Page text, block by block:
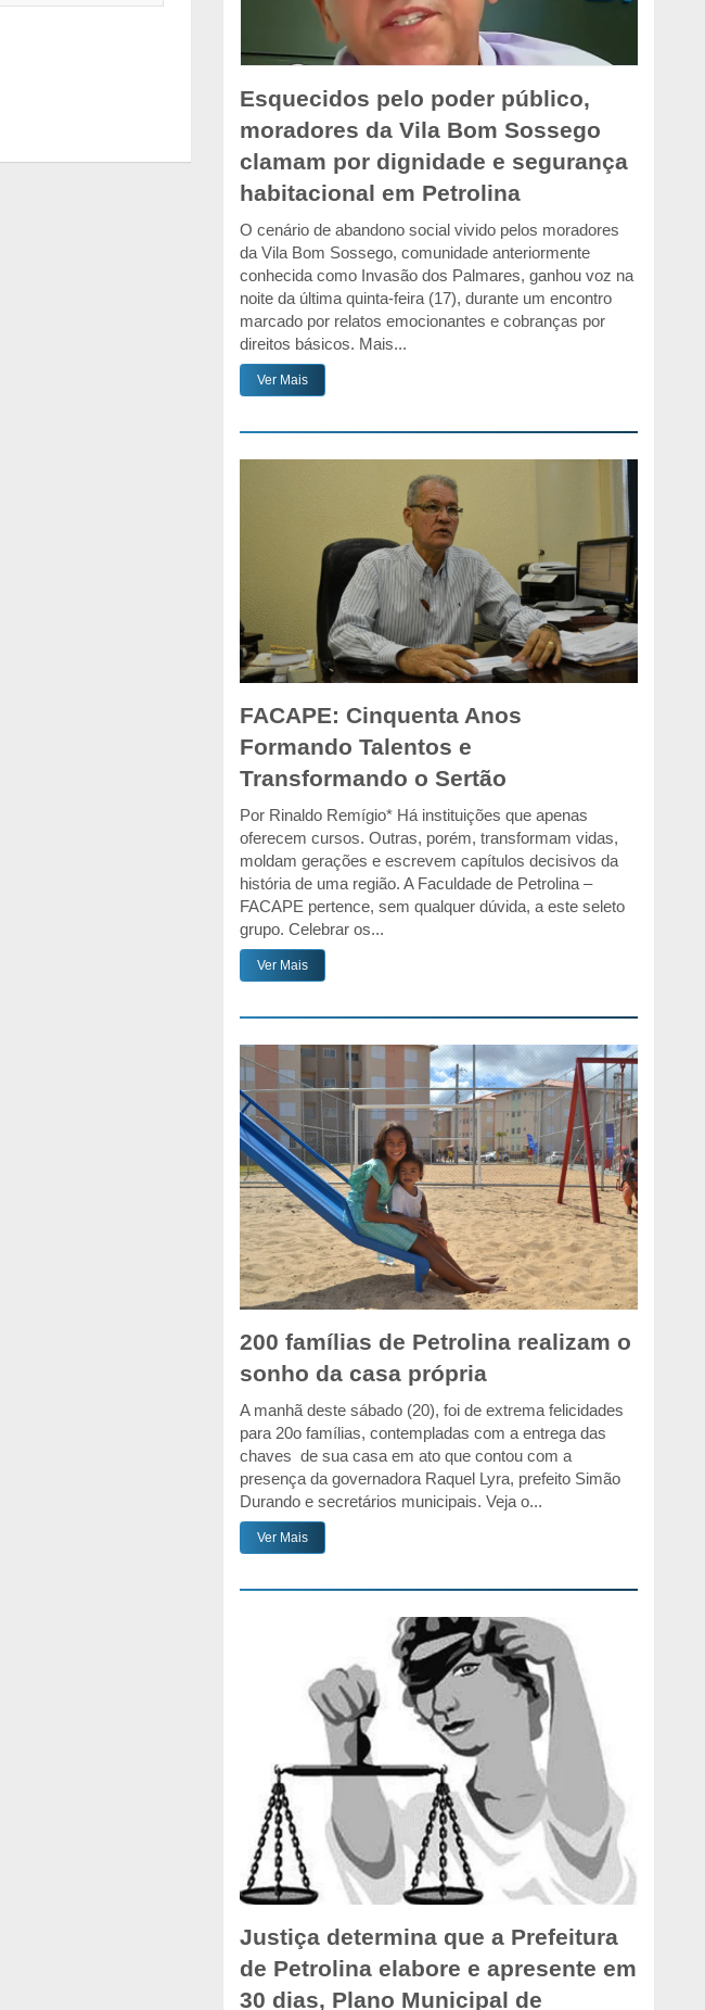
Esquecidos pelo poder público,
moradores da Vila Bom Sossego
clamam por dignidade e segurança
habitacional em Petrolina
O cenário de abandono social vivido pelos moradores
da Vila Bom Sossego, comunidade anteriormente
conhecida como Invasão dos Palmares, ganhou voz na
noite da última quinta-feira (17), durante um encontro
marcado por relatos emocionantes e cobranças por
direitos básicos. Mais...
Ver Mais
FACAPE: Cinquenta Anos
Formando Talentos e
Transformando o Sertão
Por Rinaldo Remígio* Há instituições que apenas
oferecem cursos. Outras, porém, transformam vidas,
moldam gerações e escrevem capítulos decisivos da
história de uma região. A Faculdade de Petrolina –
FACAPE pertence, sem qualquer dúvida, a este seleto
grupo. Celebrar os...
Ver Mais
200 famílias de Petrolina realizam o
sonho da casa própria
A manhã deste sábado (20), foi de extrema felicidades
para 20o famílias, contempladas com a entrega das
chaves de sua casa em ato que contou com a
presença da governadora Raquel Lyra, prefeito Simão
Durando e secretários municipais. Veja o...
Ver Mais
Justiça determina que a Prefeitura
de Petrolina elabore e apresente em
30 dias, Plano Municipal de